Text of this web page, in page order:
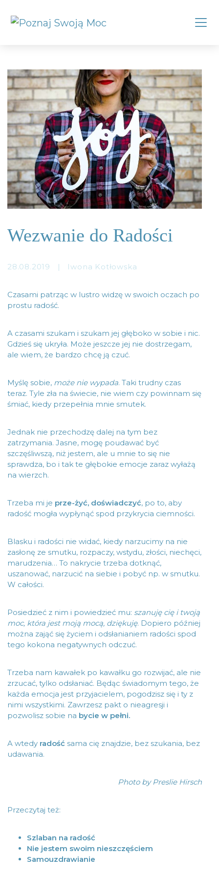
Wezwanie do Radości
28.08.2019 | Iwona Kotłowska
Czasami patrząc w lustro widzę w swoich oczach po
prostu radość.
A czasami szukam i szukam jej głęboko w sobie i nic.
Gdzieś się ukryła. Może jeszcze jej nie dostrzegam,
ale wiem, że bardzo chcę ją czuć.
Myślę sobie, może nie wypada. Taki trudny czas
teraz. Tyle zła na świecie, nie wiem czy powinnam się
śmiać, kiedy przepełnia mnie smutek.
Jednak nie przechodzę dalej na tym bez
zatrzymania. Jasne, mogę poudawać być
szczęśliwszą, niż jestem, ale u mnie to się nie
sprawdza, bo i tak te głębokie emocje zaraz wyłażą
na wierzch.
Trzeba mi je prze-żyć, doświadczyć, po to, aby
radość mogła wypłynąć spod przykrycia ciemności.
Blasku i radości nie widać, kiedy narzucimy na nie
zasłonę ze smutku, rozpaczy, wstydu, złości, niechęci,
marudzenia… To nakrycie trzeba dotknąć,
uszanować, narzucić na siebie i pobyć np. w smutku.
W całości.
Posiedzieć z nim i powiedzieć mu: szanuję cię i twoją
moc, która jest moją mocą, dziękuję. Dopiero później
można zająć się życiem i odsłanianiem radości spod
tego kokona negatywnych odczuć.
Trzeba nam kawałek po kawałku go rozwijać, ale nie
zrzucać, tylko odsłaniać. Będąc świadomym tego, że
każda emocja jest przyjacielem, pogodzisz się i ty z
nimi wszystkimi. Zawrzesz pakt o nieagresji i
pozwolisz sobie na bycie w pełni.
A wtedy radość sama cię znajdzie, bez szukania, bez
udawania.
Photo byPreslie Hirsch
Przeczytaj też:
Szlaban na radość
Nie jestem swoim nieszczęściem
Samouzdrawianie